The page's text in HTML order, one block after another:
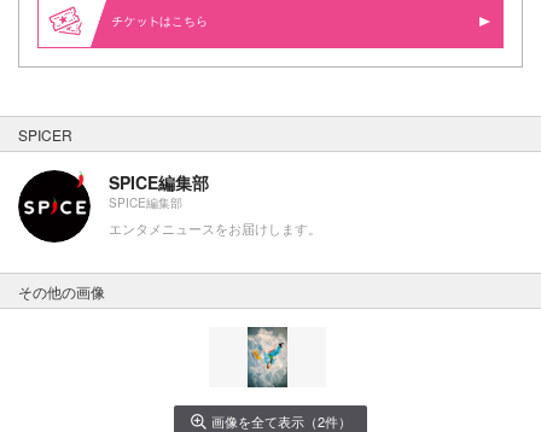
はこちら
SPICER
SPICE編集部
SPICE編集部
エンタメニュースをお届けします。
その他の画像
画像を全て表示（2件）